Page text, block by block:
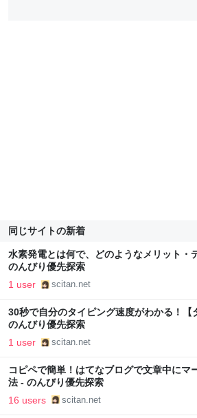
同じサイトの新着
水素発電とは何で、どのようなメリット・
のんびり優先探索
1 user scitan.net
30秒で自分のタイピング速度がわかる！【
のんびり優先探索
1 user scitan.net
コピペで簡単！はてなブログで文章中にマ
法 - のんびり優先探索
16 users scitan.net